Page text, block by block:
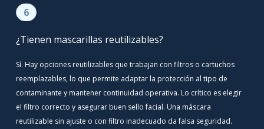
6
¿Tienen mascarillas reutilizables?
Sí. Hay opciones reutilizables que trabajan con filtros o cartuchos
reemplazables, lo que permite adaptar la protección al tipo de
contaminante y mantener continuidad operativa. Lo crítico es elegir
el filtro correcto y asegurar buen sello facial. Una máscara
reutilizable sin ajuste o con filtro inadecuado da falsa seguridad.